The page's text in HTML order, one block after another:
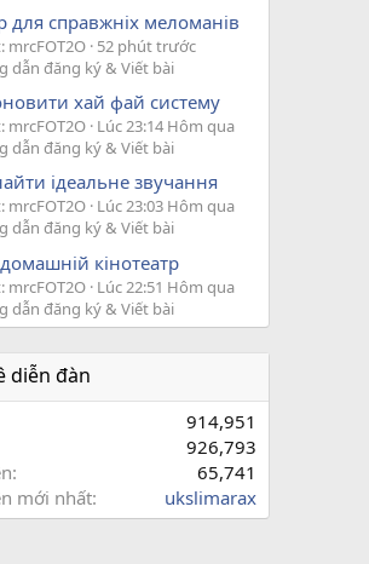
для справжніх меломанів
mrcFOT2O 52 phút trước
dẫn đăng ký & Viết bài
хай фай систему
mrcFOT2O Lúc 23:14 Hôm qua
dẫn đăng ký & Viết bài
ідеальне звучання
mrcFOT2O Lúc 23:03 Hôm qua
dẫn đăng ký & Viết bài
кінотеатр
mrcFOT2O Lúc 22:51 Hôm qua
dẫn đăng ký & Viết bài
diễn đàn
914,951
926,793
65,741
mới nhất
ukslimarax